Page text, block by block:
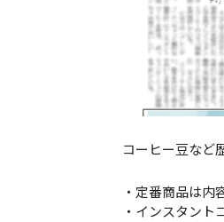
コーヒー豆など
・定番商品は内
・インスタント